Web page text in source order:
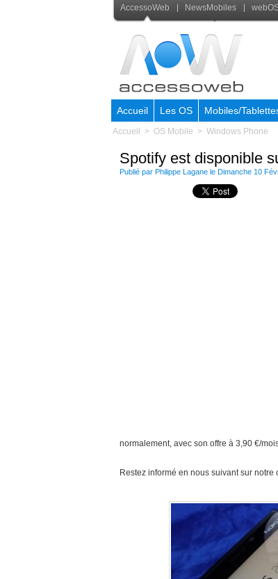
AccessoWeb NewsMobiles
Accueil Les OS Mobiles/
Accueil > OS Mobile > Windows Phone
Spotify est disponible
Publié par Philippe Lagane le Dimanche 10
normalement, avec son offre à 3,90 €/
Restez informé en nous suivant sur notre